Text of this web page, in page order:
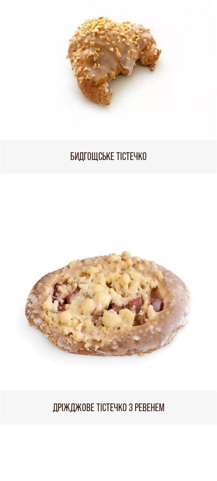
БИДГОЩСЬКЕ ТІСТЕЧКО
ДРІЖДЖОВЕ ТІСТЕЧКО З РЕВЕНЕМ